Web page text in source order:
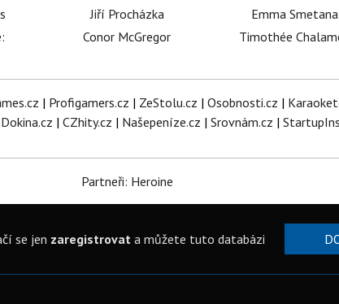
Jiří Procházka
Conor McGregor
Emma Smetana
Timothée
| Profigamers.cz | ZeStolu.cz | Osobnosti.cz |
Dokina.cz | CZhity.cz | Našepeníze.cz | Srovnám.cz |
Partneři: Heroine
se jen zaregistrovata můžete tuto databázi